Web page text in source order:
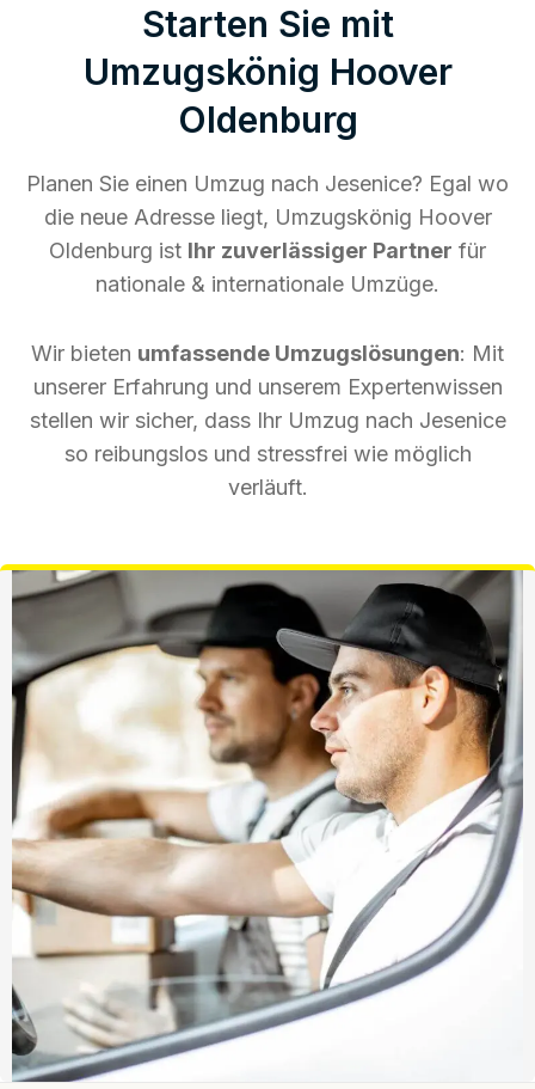
Starten Sie mit
Umzugskönig Hoover
Oldenburg
Planen Sie einen Umzug nach Jesenice? Egal wo
die neue Adresse liegt, Umzugskönig Hoover
Oldenburg ist Ihr zuverlässiger Partner für
nationale & internationale Umzüge.
Wir bieten umfassende Umzugslösungen: Mit
unserer Erfahrung und unserem Expertenwissen
stellen wir sicher, dass Ihr Umzug nach Jesenice
so reibungslos und stressfrei wie möglich
verläuft.